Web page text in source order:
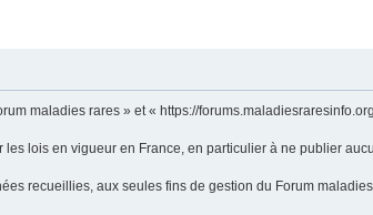
maladies rares » et « https://
lois en vigueur en France, en particulier à ne publier
recueillies, aux seules fins de gestion du Forum